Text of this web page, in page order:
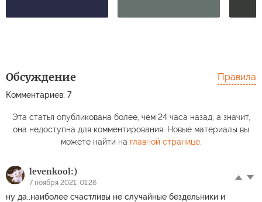
Обсуждение
Комментариев: 7
Правила
Эта статья опубликована более, чем 24 часа назад, а значит,
она недоступна для комментирования. Новые материалы вы
можете найти на главной странице.
levenkool:)
7 ноября 2021, 01:26
ну да..наиболее счастливы не случайные бездельники и